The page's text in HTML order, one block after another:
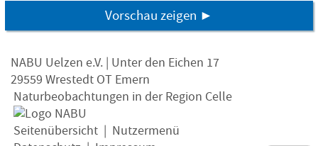
Vorschau zeigen ►
NABU Uelzen e.V. | Unter den Eichen 17
29559 Wrestedt OT Emern
Naturbeobachtungen in der Region Celle
Seitenübersicht
Nutzermenü